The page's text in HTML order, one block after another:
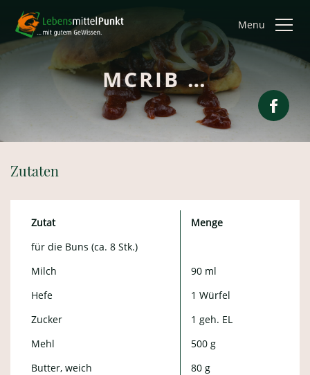
Menu
MCRIB …
Zutaten
Zutat
Menge
für die Buns (ca. 8 Stk.)
Milch
90 ml
Hefe
1 Würfel
Zucker
1 geh. EL
Mehl
500 g
Butter, weich
80 g